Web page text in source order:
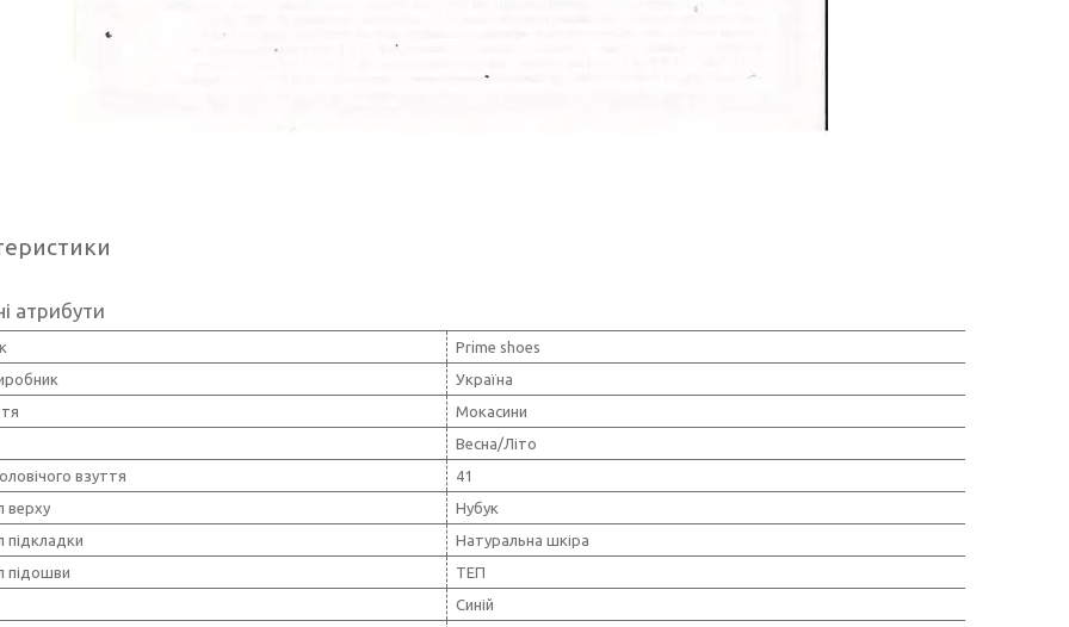
атрибути
Prime shoes
Україна
Мокасини
Весна/Літо
взуття
41
верху
Нубук
підкладки
Натуральна шкіра
підошви
ТЕП
Синій